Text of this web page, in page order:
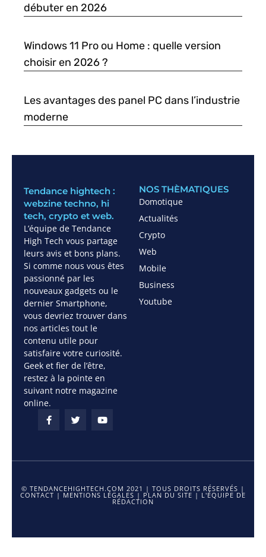
débuter en 2026
Windows 11 Pro ou Home : quelle version
choisir en 2026 ?
Les avantages des panel PC dans l’industrie
moderne
Tendance hightech :
webzine techno, hi
tech, crypto et web.
L’équipe de Tendance
High Tech vous partage
leurs avis et bons plans.
Si comme nous vous êtes
passionné par les
nouveaux gadgets ou le
dernier Smartphone,
vous devriez trouver dans
nos articles tout le
contenu utile pour
satisfaire votre curiosité.
Geek et fier de l’être,
restez à la pointe en
suivant notre magazine
online.
NOS THÈMATIQUES
Domotique
Actualités
Crypto
Web
Mobile
Business
Youtube
© TENDANCEHIGHTECH.COM 2021 | TOUS DROITS RÉSERVÉS |
CONTACT | MENTIONS LÉGALES | PLAN DU SITE | L'ÉQUIPE DE
RÉDACTION